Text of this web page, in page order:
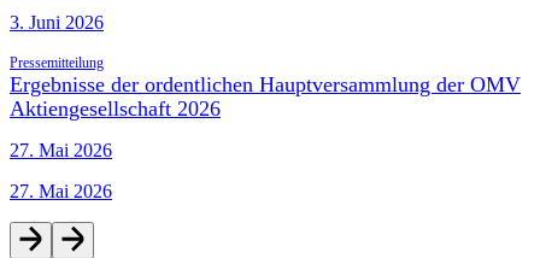
3. Juni 2026
Pressemitteilung
Ergebnisse der ordentlichen Hauptversammlung der OMV
Aktiengesellschaft 2026
27. Mai 2026
27. Mai 2026